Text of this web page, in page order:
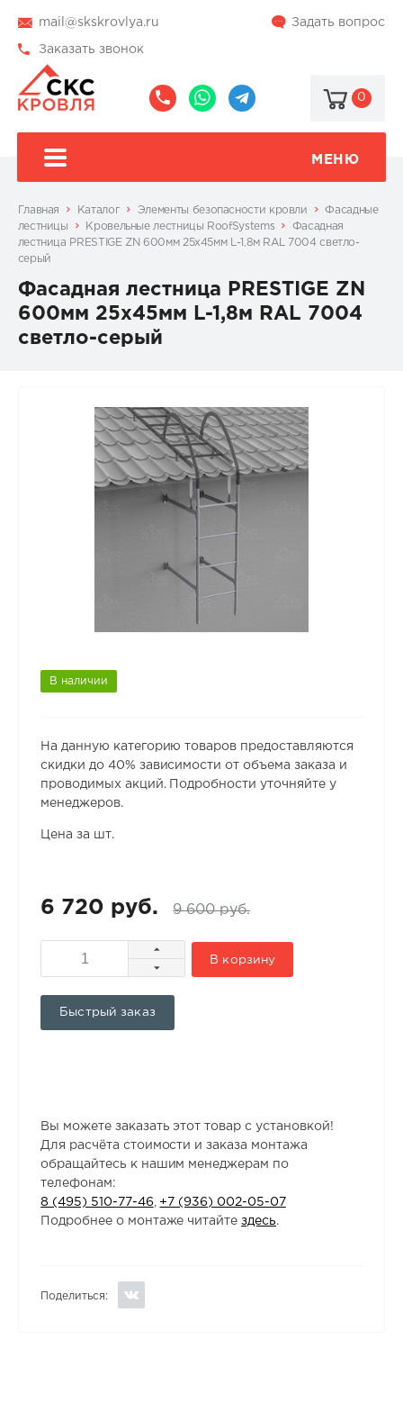
mail@skskrovlya.ru Задать вопрос
Заказать звонок
0
МЕНЮ
Главная Каталог Элементы безопасности кровли
Фасадные
лестницы
Кровельные лестницы RoofSystems
Фасадная
лестница PRESTIGE ZN 600мм 25х45мм L-1,8м RAL 7004 светло-
серый
Фасадная лестница PRESTIGE ZN
600мм 25х45мм L-1,8м RAL 7004
светло-серый
В наличии
На данную категорию товаров предоставляются
скидки до 40% зависимости от объема заказа и
проводимых акций. Подробности уточняйте у
менеджеров.
Цена за шт.
6 720 руб. 9 600 руб.
В корзину
Быстрый заказ
Вы можете заказать этот товар с установкой!
Для расчёта стоимости и заказа монтажа
обращайтесь к нашим менеджерам по
телефонам:
8 (495) 510-77-46
+7 (936) 002-05-07
Подробнее о монтаже читайтездесь.
Поделиться: